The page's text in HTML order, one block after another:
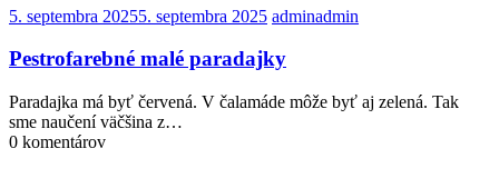
5. septembra 20255. septembra 2025 adminadmin
Pestrofarebné malé paradajky
Paradajka má byť červená. V čalamáde môže byť aj zelená. Tak
sme naučení väčšina z…
0 komentárov